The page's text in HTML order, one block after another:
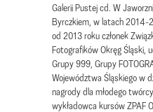
Galerii Pustej cd. W
Byrczkiem, w latach 2014-
od 2013 roku członek
Fotografików Okręg Śląski,
Grupy 999, Grupy
Województwa Śląskiego w
nagrody dla młodego
wykładowca kursów ZPAF